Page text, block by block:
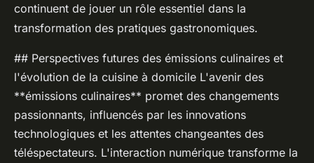
continuent de jouer un rôle essentiel dans la
transformation des pratiques gastronomiques.
## Perspectives futures des émissions culinaires et
l'évolution de la cuisine à domicile L'avenir des
**émissions culinaires** promet des changements
passionnants, influencés par les innovations
technologiques et les attentes changeantes des
téléspectateurs. L'interaction numérique transforme la